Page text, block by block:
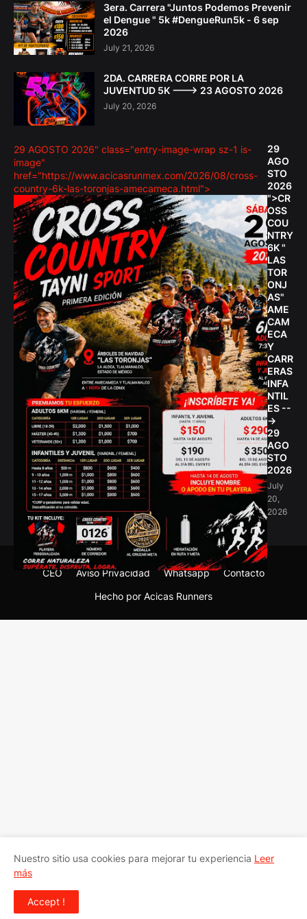
3era. Carrera "Juntos Podemos Prevenir
el Dengue " 5k #DengueRun5k - 6 sep
2026
July 21, 2026
2DA. CARRERA CORRE POR LA
JUVENTUD 5K ---> 23 AGOSTO 2026
July 20, 2026
29 AGOSTO 2026" class="entry-image-wrap sz-1 is-
image"
href="https://www.acicasrunmex.com/2026/08/cross-
country-6k-las-toronjas-amecameca.html">
29
AGO
STO
2026
">CR
OSS
COU
NTRY
6K "
LAS
TOR
ONJ
AS"
AME
CAM
ECA
Y
CARR
ERAS
INFA
NTIL
ES --
->
29
AGO
STO
2026
July
20,
2026
Hecho por Acicas Runners
CEO Aviso Privacidad Whatsapp Contacto
Nuestro sitio usa cookies para mejorar tu experiencia Leer
más
Accept !